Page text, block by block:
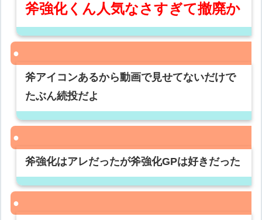
斧強化くん人気なさすぎて撤廃か
斧アイコンあるから動画で見せてないだけで
たぶん続投だよ
斧強化はアレだったが斧強化GPは好きだった